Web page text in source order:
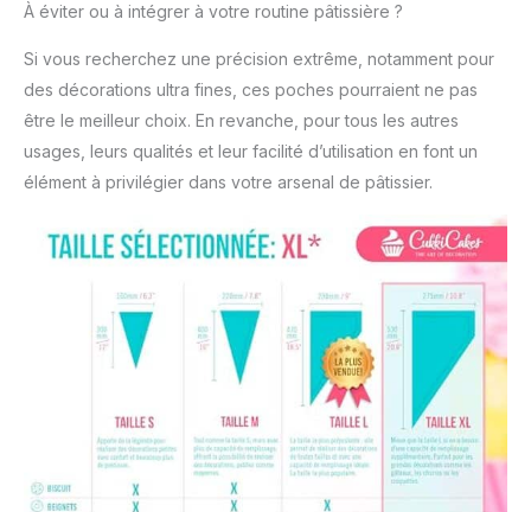
pour une meilleure
grande facilité
d'utilisation. Avec
"easy-cut" pour que
vous puissiez trier les
SPÉCIFICATIONS -
unités avec une boîte
distributrice. Poches à
douilles trapézoïdaux,
53 cm de long, 27.5 cm
de large et 0,08 mm
d'épaisseur.
Transparent. Matériau
PEBD haute résistance.
Convient à tous les
types de pâte : pâte à
gâteau, petits gâteaux,
À éviter ou à intégrer à votre routine pâtissière ?
Si vous recherchez une précision extrême, notamment pour
des décorations ultra fines, ces poches pourraient ne pas
être le meilleur choix. En revanche, pour tous les autres
usages, leurs qualités et leur facilité d’utilisation en font un
élément à privilégier dans votre arsenal de pâtissier.